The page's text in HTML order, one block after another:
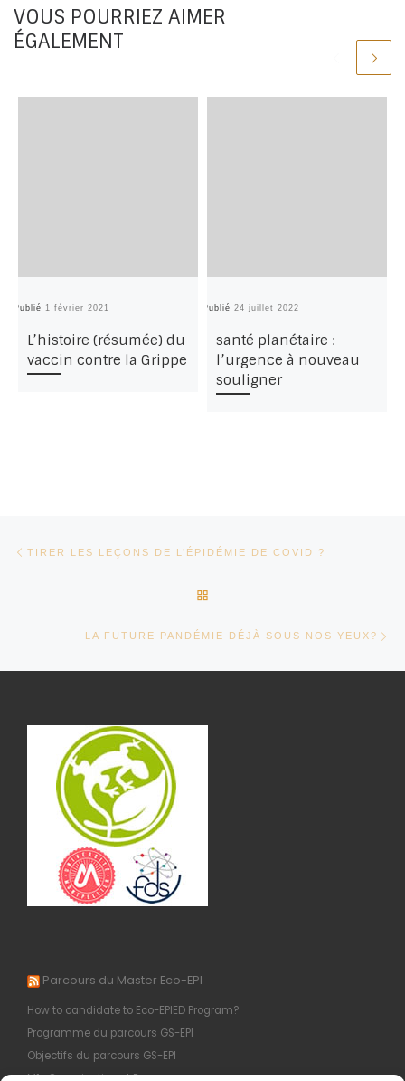
VOUS POURRIEZ AIMER
ÉGALEMENT
Publié1 février 2021
L’histoire (résumée) du
vaccin contre la Grippe
Publié24 juillet 2022
santé planétaire :
l’urgence à nouveau
souligner
TIRER LES LEÇONS DE L’ÉPIDÉMIE DE COVID ?
LA FUTURE PANDÉMIE DÉJÀ SOUS NOS YEUX?
Parcours du Master Eco-EPI
How to candidate to Eco-EPIED Program?
Programme du parcours GS-EPI
Objectifs du parcours GS-EPI